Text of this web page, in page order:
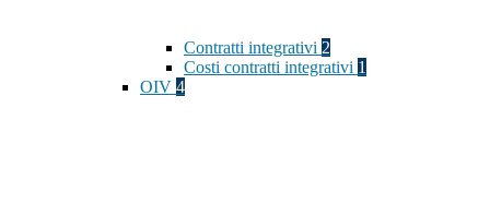
Contratti integrativi 2
Costi contratti integrativi 1
OIV 4